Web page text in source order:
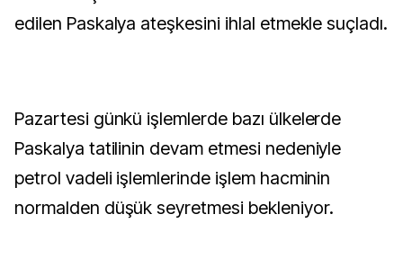
edilen Paskalya ateşkesini ihlal etmekle suçladı.
Pazartesi günkü işlemlerde bazı ülkelerde
Paskalya tatilinin devam etmesi nedeniyle
petrol vadeli işlemlerinde işlem hacminin
normalden düşük seyretmesi bekleniyor.